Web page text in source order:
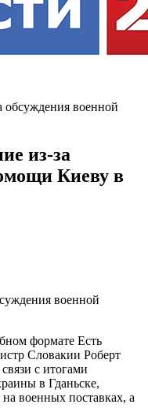
обсуждения военной
из-за
Киеву в
формате Есть
Словакии Роберт
с итогами
в Гданьске,
военных поставках, а